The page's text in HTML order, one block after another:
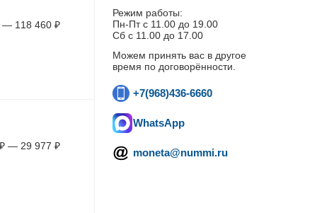
— 118 460 ₽
₽ — 29 977 ₽
Режим работы:
Пн-Пт c 11.00 до 19.00
Сб с 11.00 до 17.00
Можем принять вас в другое
время по договорённости.
+7(968)436-6660
WhatsApp
moneta@nummi.ru